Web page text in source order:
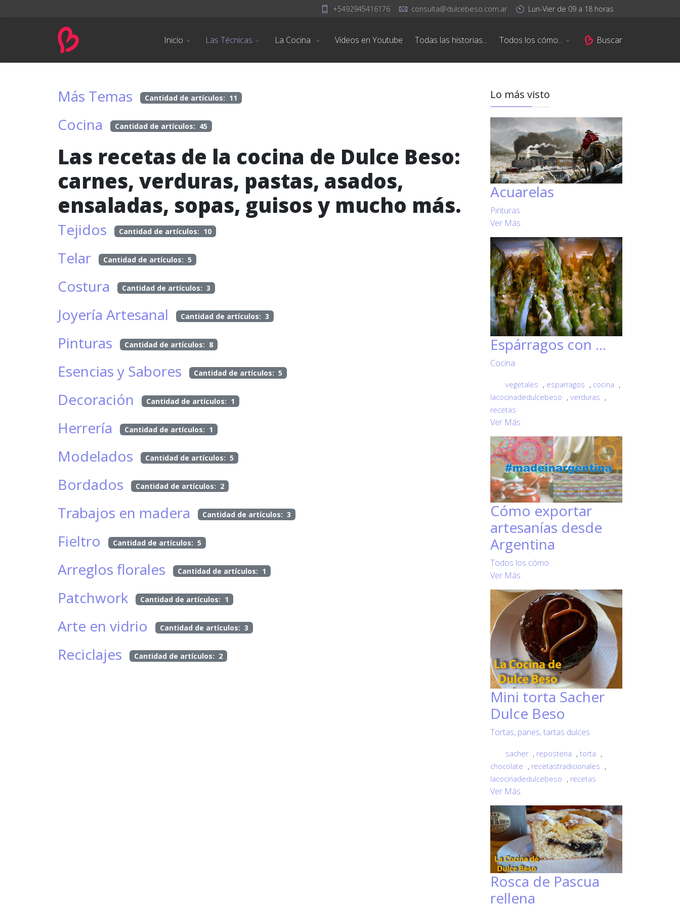
+5492945416176 consulta@dulcebeso.com.ar Lun-Vier de 09 a 18 horas
Inicio Las Técnicas La Cocina Videos en Youtube Todas las historias... Todos los cómo... Buscar
Más Temas Cantidad de artículos: 11
Cocina Cantidad de artículos: 45
Las recetas de la cocina de Dulce Beso:
carnes, verduras, pastas, asados,
ensaladas, sopas, guisos y mucho más.
Tejidos Cantidad de artículos: 10
Telar Cantidad de artículos: 5
Costura Cantidad de artículos: 3
Joyería Artesanal Cantidad de artículos: 3
Pinturas Cantidad de artículos: 8
Esencias y Sabores Cantidad de artículos: 5
Decoración Cantidad de artículos: 1
Herrería Cantidad de artículos: 1
Modelados Cantidad de artículos: 5
Bordados Cantidad de artículos: 2
Trabajos en madera Cantidad de artículos: 3
Fieltro Cantidad de artículos: 5
Arreglos florales Cantidad de artículos: 1
Patchwork Cantidad de artículos: 1
Arte en vidrio Cantidad de artículos: 3
Reciclajes Cantidad de artículos: 2
Lo más visto
Acuarelas
Pinturas
Ver Más
Espárragos con ...
Cocina
vegetales , esparragos , cocina ,
lacocinadedulcebeso , verduras ,
recetas
Ver Más
Cómo exportar
artesanías desde
Argentina
Todos los cómo...
Ver Más
Mini torta Sacher
Dulce Beso
Tortas, panes, tartas dulces
sacher , reposteria , torta ,
chocolate , recetastradicionales ,
lacocinadedulcebeso , recetas
Ver Más
Rosca de Pascua
rellena